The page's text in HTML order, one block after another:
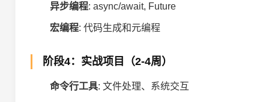
异步编程: async/await, Future
宏编程: 代码生成和元编程
阶段4：实战项目（2-4周）
命令行工具: 文件处理、系统交互